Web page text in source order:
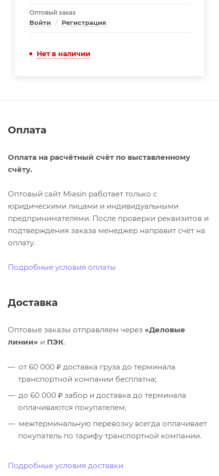
Оптовый заказ
Войти / Регистрация
Нет в наличии
Оплата
Оплата на расчётный счёт по выставленному
счёту.
Оптовый сайт Miasin работает только с
юридическими лицами и индивидуальными
предпринимателями. После проверки реквизитов и
подтверждения заказа менеджер направит счёт на
оплату.
Подробные условия оплаты
Доставка
Оптовые заказы отправляем через «Деловые
линии» и ПЭК.
от 60 000 ₽ доставка груза до терминала
транспортной компании бесплатна;
до 60 000 ₽ забор и доставка до терминала
оплачиваются покупателем;
межтерминальную перевозку всегда оплачивает
покупатель по тарифу транспортной компании.
Подробные условия доставки